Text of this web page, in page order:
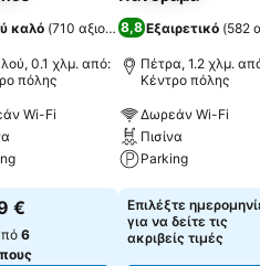
καλό (710 αξιολογήσεις)
0.1 χλμ. από:
πόλης
Wi-Fi
τιμών
€
6
8,8 Εξαιρετικό (582
Πέτρα, 1.2 χλμ.
Κέντρο πόλης
Δωρεάν Wi-Fi
Πισίνα
Parking
Εμφάνιση τιμών
Επιλέξτε
για να δείτε τις
ακριβείς τιμές